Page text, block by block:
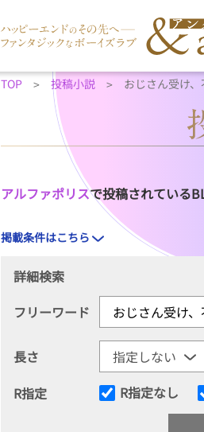
TOP 投稿小説 おじさん受け
アルファポリスで投稿されている
掲載条件はこちら
詳細検索
フリーワード
長さ
R指定
R指定なし